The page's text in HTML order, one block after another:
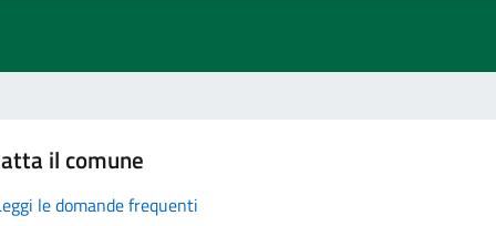
il comune
le domande frequenti